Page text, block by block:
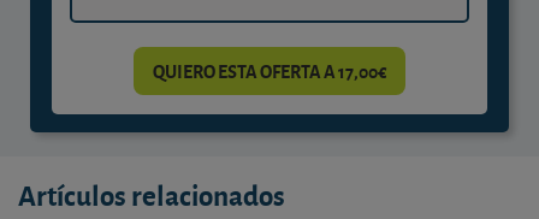
QUIERO ESTA OFERTA A 17,00€
Artículos relacionados